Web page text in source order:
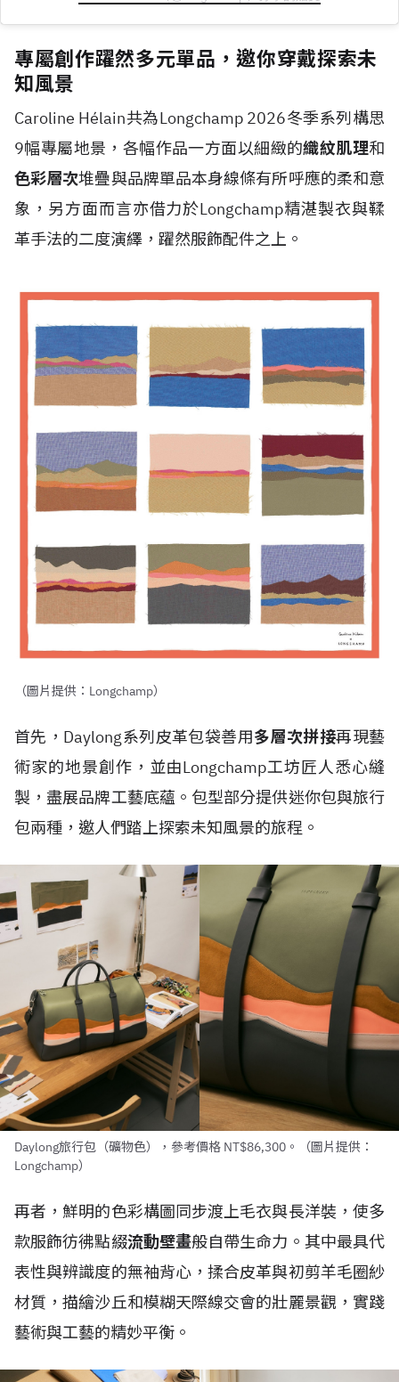
專屬創作躍然多元單品，邀你穿戴探索未
知風景
Caroline Hélain共為Longchamp 2026冬季系列構思
9幅專屬地景，各幅作品一方面以細緻的織紋肌理和
色彩層次堆疊與品牌單品本身線條有所呼應的柔和意
象，另方面而言亦借力於Longchamp精湛製衣與鞣
革手法的二度演繹，躍然服飾配件之上。
（圖片提供：Longchamp）
首先，Daylong系列皮革包袋善用多層次拼接再現藝
術家的地景創作，並由Longchamp工坊匠人悉心縫
製，盡展品牌工藝底蘊。包型部分提供迷你包與旅行
包兩種，邀人們踏上探索未知風景的旅程。
Daylong旅行包（礦物色），參考價格 NT$86,300。（圖片提供：
Longchamp）
再者，鮮明的色彩構圖同步渡上毛衣與長洋裝，使多
款服飾彷彿點綴流動壁畫般自帶生命力。其中最具代
表性與辨識度的無袖背心，揉合皮革與初剪羊毛圈紗
材質，描繪沙丘和模糊天際線交會的壯麗景觀，實踐
藝術與工藝的精妙平衡。